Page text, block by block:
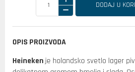
DODAJ U
OPIS PROIZVODA
Heineken je holandsko svetlo lager